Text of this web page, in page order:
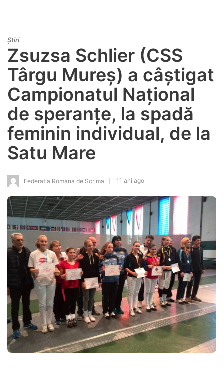
Știri
Zsuzsa Schlier (CSS
Târgu Mureș) a câștigat
Campionatul Național
de speranțe, la spadă
feminin individual, de la
Satu Mare
Federatia Romana de Scrima 11 ani ago